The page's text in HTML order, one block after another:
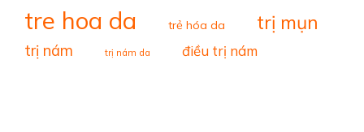
tre hoa da trẻ hóa da trị mụn
trị nám trị nám da điều trị nám